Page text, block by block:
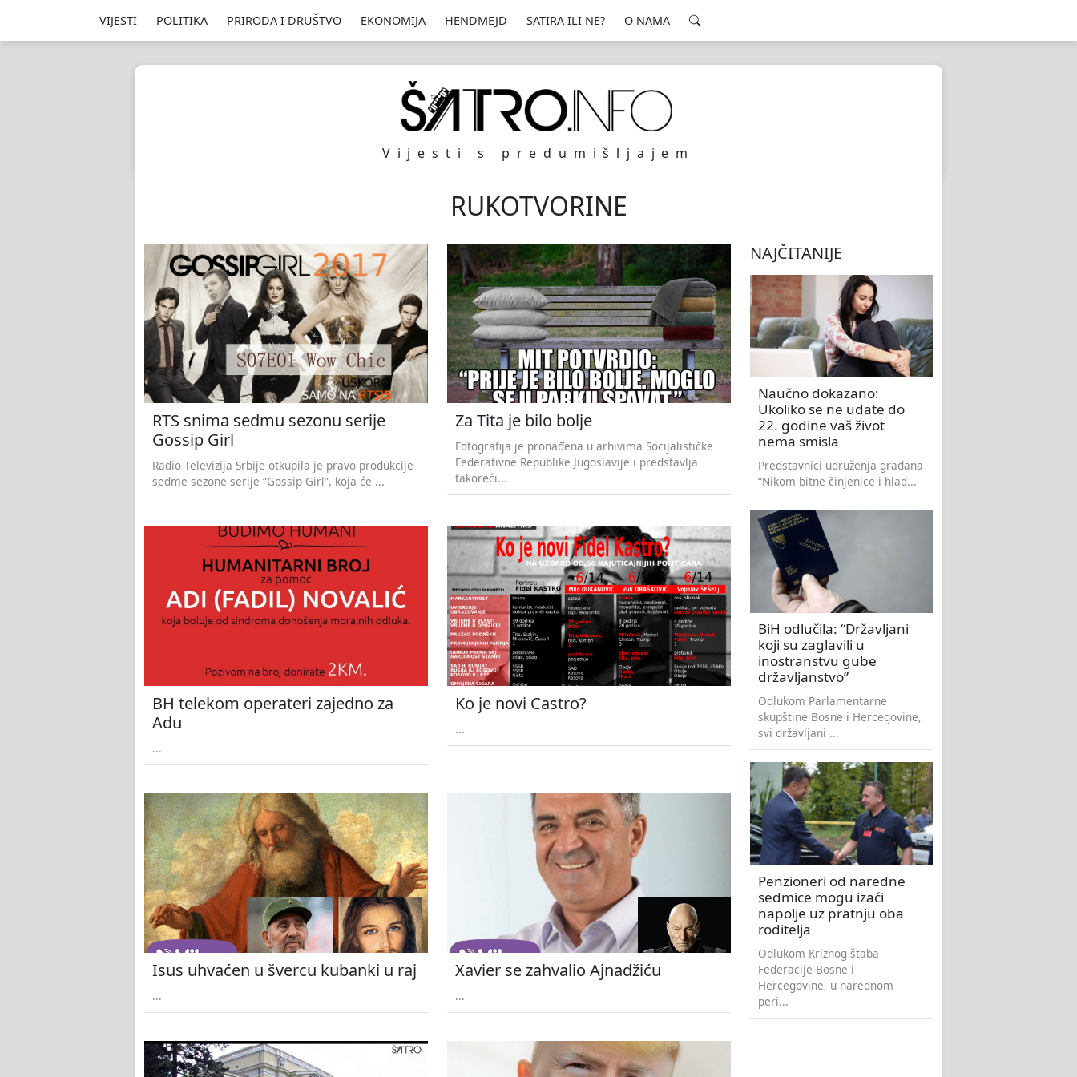
VIJESTI POLITIKA PRIRODA I DRUŠTVO EKONOMIJA HENDMEJD SATIRA ILI NE? O NAMA
Vijesti s predumišljajem
RUKOTVORINE
RTS snima sedmu sezonu serije
Gossip Girl
Radio Televizija Srbije otkupila je pravo produkcije
sedme sezone serije “Gossip Girl”, koja će ...
Za Tita je bilo bolje
Fotografija je pronađena u arhivima Socijalističke
Federativne Republike Jugoslavije i predstavlja
takoreći...
BH telekom operateri zajedno za
Adu
...
Ko je novi Castro?
...
Isus uhvaćen u švercu kubanki u raj
...
Xavier se zahvalio Ajnadžiću
...
NAJČITANIJE
Naučno dokazano:
Ukoliko se ne udate do
22. godine vaš život
nema smisla
Predstavnici udruženja građana
“Nikom bitne činjenice i hlađ...
BiH odlučila: “Državljani
koji su zaglavili u
inostranstvu gube
državljanstvo”
Odlukom Parlamentarne
skupštine Bosne i Hercegovine,
svi državljani ...
Penzioneri od naredne
sedmice mogu izaći
napolje uz pratnju oba
roditelja
Odlukom Kriznog štaba
Federacije Bosne i
Hercegovine, u narednom
peri...